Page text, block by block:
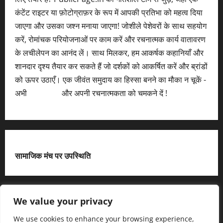
We value your privacy
We use cookies to enhance your browsing experience,
कंटेंट राइटर या फ़ोटोग्राफ़र के रूप में आपकी प्रतिभा को महत्व दिया
जाएगा और उसका जश्न मनाया जाएगा! जोशीले पेशेवरों के साथ सहयोग
करें, रोमांचक परियोजनाओं पर काम करें और रचनात्मक कार्य वातावरण
के लचीलेपन का आनंद लें। साथ मिलकर, हम आकर्षक कहानियाँ और
शानदार दृश्य तैयार कर सकते हैं जो दर्शकों को आकर्षित करें और ब्रांडों
को ऊपर उठाएँ। एक जीवंत समुदाय का हिस्सा बनने का मौका न चूकें -
अभी
और अपनी रचनात्मकता को चमकने दें !
सामाजिक मंच पर उपस्थिति
X